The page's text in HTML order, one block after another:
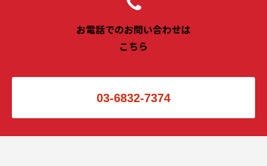
お電話でのお問い合わせは
こちら
03-6832-7374